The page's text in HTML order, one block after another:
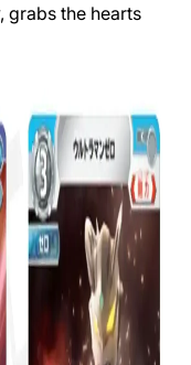
grabs the hearts